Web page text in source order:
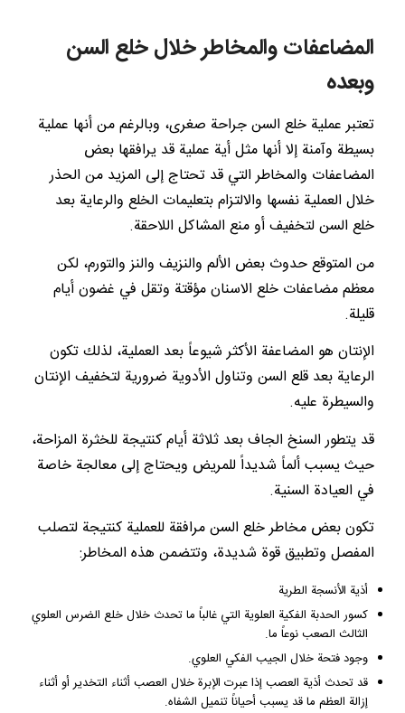
المضاعفات والمخاطر خلال خلع السن
وبعده
تعتبر عملية خلع السن جراحة صغرى، وبالرغم من أنها عملية
بسيطة وآمنة إلا أنها مثل أية عملية قد يرافقها بعض
المضاعفات والمخاطر التي قد تحتاج إلى المزيد من الحذر
خلال العملية نفسها والالتزام بتعليمات الخلع والرعاية بعد
خلع السن لتخفيف أو منع المشاكل اللاحقة.
من المتوقع حدوث بعض الألم والنزيف والنز والتورم، لكن
معظم مضاعفات خلع الاسنان مؤقتة وتقل في غضون أيام
قليلة.
الإنتان هو المضاعفة الأكثر شيوعاً بعد العملية، لذلك تكون
الرعاية بعد قلع السن وتناول الأدوية ضرورية لتخفيف الإنتان
والسيطرة عليه.
قد يتطور السنخ الجاف بعد ثلاثة أيام كنتيجة للخثرة المزاحة،
حيث يسبب ألماً شديداً للمريض ويحتاج إلى معالجة خاصة
في العيادة السنية.
تكون بعض مخاطر خلع السن مرافقة للعملية كنتيجة لتصلب
المفصل وتطبيق قوة شديدة، وتتضمن هذه المخاطر:
أذية الأنسجة الطرية
كسور الحدبة الفكية العلوية التي غالباً ما تحدث خلال خلع الضرس العلوي
الثالث الصعب نوعاً ما.
وجود فتحة خلال الجيب الفكي العلوي.
قد تحدث أذية العصب إذا عبرت الإبرة خلال العصب أثناء التخدير أو أثناء
إزالة العظم ما قد يسبب أحياناً تنميل الشفاه.